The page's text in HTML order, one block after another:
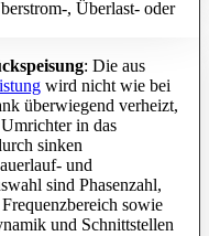
, Überlast- oder
: Die aus
wird nicht wie bei
überwiegend verheizt,
in das
sinken
und
sind Phasenzahl,
sowie
und Schnittstellen